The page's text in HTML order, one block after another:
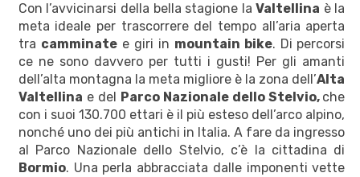
Con l’avvicinarsi della bella stagione laValtellina è la
meta ideale per trascorrere del tempo all’aria aperta
tra camminatee giri in mountain bike. Di percorsi
ce ne sono davvero per tutti i gusti! Per gli amanti
dell’alta montagna la meta migliore è la zona dell’Alta
Valtellina e del Parco Nazionale dello Stelvio, che
con i suoi 130.700 ettari è il più esteso dell’arco alpino,
nonché uno dei più antichi in Italia. A fare da ingresso
al Parco Nazionale dello Stelvio, c’è la cittadina di
Bormio. Una perla abbracciata dalle imponenti vette